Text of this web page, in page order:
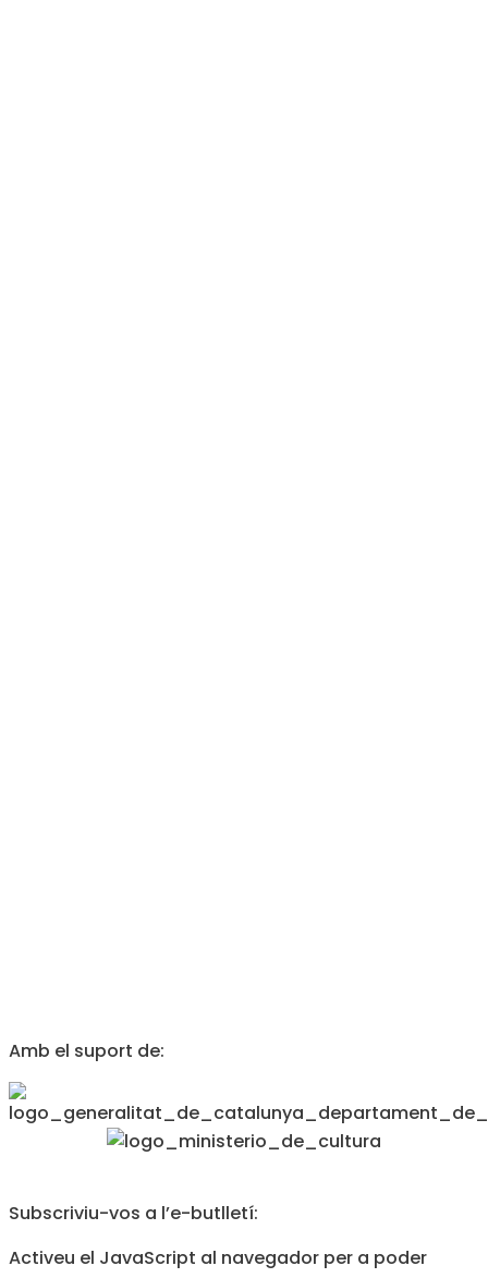
Amb el suport de:
Subscriviu-vos a l’e-butlletí:
Activeu el JavaScript al navegador per a poder